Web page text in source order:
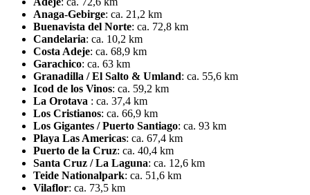
Anaga-Gebirge: ca. 21,2 km
Buenavista del Norte: ca. 72,8 km
Candelaria: ca. 10,2 km
Costa Adeje: ca. 68,9 km
Garachico: ca. 63 km
Granadilla / El Salto & Umland: ca. 55,6 km
Icod de los Vinos: ca. 59,2 km
La Orotava : ca. 37,4 km
Los Cristianos: ca. 66,9 km
Los Gigantes / Puerto Santiago: ca. 93 km
Playa Las Americas: ca. 67,4 km
Puerto de la Cruz: ca. 40,4 km
Santa Cruz / La Laguna: ca. 12,6 km
Teide Nationalpark: ca. 51,6 km
Vilaflor: ca. 73,5 km